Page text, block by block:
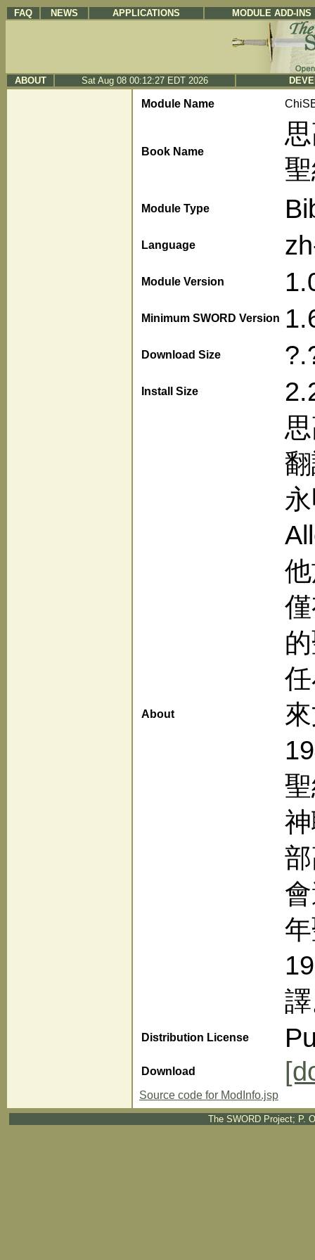
FAQ NEWS APPLICATIONS MODULE ADD-INS
ABOUT Sat Aug 08 00:12:27 EDT 2026
Module Name
Book Name
Module Type
Language
Module Version
Minimum SWORD Version
Download Size
Install Size
About
Distribution License
Download
Source code for ModInfo.jsp
The SWORD Project; P.